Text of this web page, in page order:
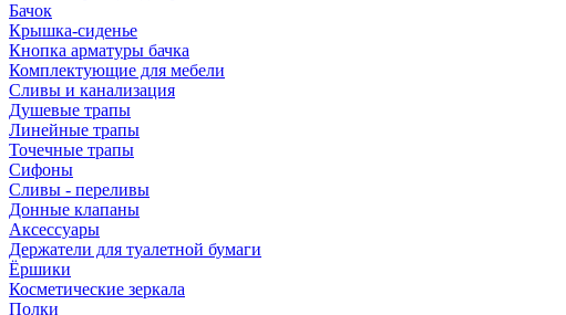
Бачок
Крышка-сиденье
Кнопка арматуры бачка
Комплектующие для мебели
Сливы и канализация
Душевые трапы
Линейные трапы
Точечные трапы
Сифоны
Сливы - переливы
Донные клапаны
Аксессуары
Держатели для туалетной бумаги
Ёршики
Косметические зеркала
Полки